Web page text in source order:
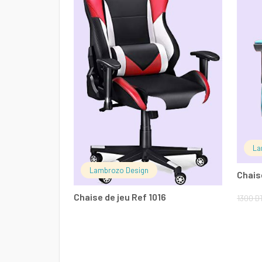
Lambrozo Design
Chaise de jeu Ref 1016 1300